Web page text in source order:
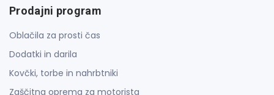
Prodajni program
Oblačila za prosti čas
Dodatki in darila
Kovčki, torbe in nahrbtniki
Zaščitna oprema za motorista